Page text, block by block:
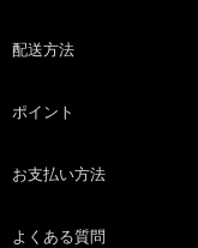
配送方法
ポイント
お支払い方法
よくある質問